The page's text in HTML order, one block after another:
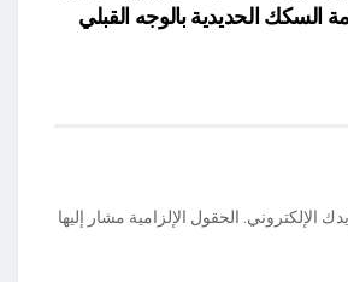
السكك الحديدية بالوجه القبلي
الإلكتروني. الحقول الإلزامية مشار إليها